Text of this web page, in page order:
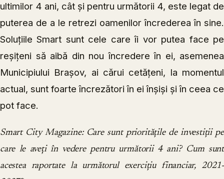
ultimilor 4 ani, cât și pentru următorii 4, este legat de
puterea de a le retrezi oamenilor încrederea în sine.
Soluțiile Smart sunt cele care îi vor putea face pe
reșițeni să aibă din nou încredere în ei, asemenea
Municipiului Brașov, ai cărui cetățeni, la momentul
actual, sunt foarte încrezători în ei înșiși și în ceea ce
pot face.
Smart City Magazine: Care sunt prioritățile de investiții pe
care le aveți în vedere pentru următorii 4 ani? Cum sunt
acestea raportate la următorul exercițiu financiar, 2021-